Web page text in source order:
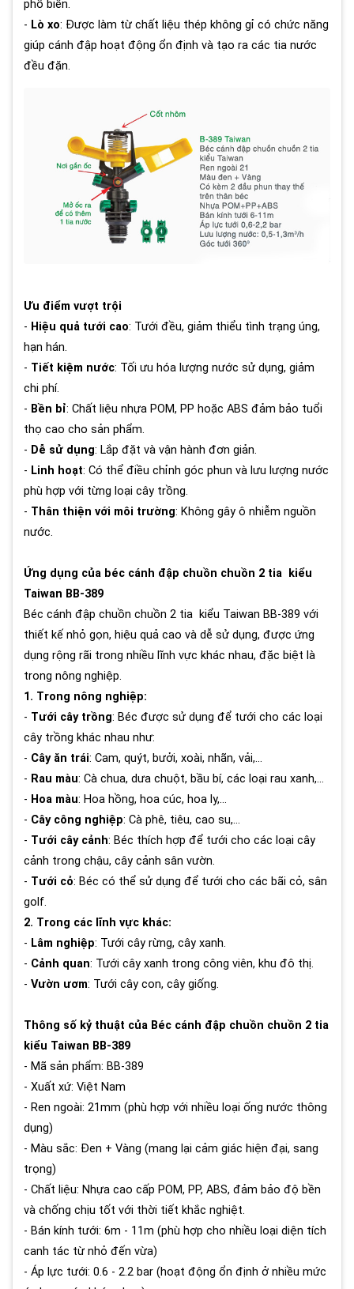
phổ biến.
- Lò xo: Được làm từ chất liệu thép không gỉ có chức năng
giúp cánh đập hoạt động ổn định và tạo ra các tia nước
đều đặn.
Ưu điểm vượt trội
- Hiệu quả tưới cao: Tưới đều, giảm thiểu tình trạng úng,
hạn hán.
- Tiết kiệm nước: Tối ưu hóa lượng nước sử dụng, giảm
chi phí.
- Bền bỉ: Chất liệu nhựa POM, PP hoặc ABS đảm bảo tuổi
thọ cao cho sản phẩm.
- Dễ sử dụng: Lắp đặt và vận hành đơn giản.
- Linh hoạt: Có thể điều chỉnh góc phun và lưu lượng nước
phù hợp với từng loại cây trồng.
- Thân thiện với môi trường: Không gây ô nhiễm nguồn
nước.
Ứng dụng của béc cánh đập chuồn chuồn 2 tia kiểu
Taiwan BB-389
Béc cánh đập chuồn chuồn 2 tia kiểu Taiwan BB-389 với
thiết kế nhỏ gọn, hiệu quả cao và dễ sử dụng, được ứng
dụng rộng rãi trong nhiều lĩnh vực khác nhau, đặc biệt là
trong nông nghiệp.
1. Trong nông nghiệp:
- Tưới cây trồng: Béc được sử dụng để tưới cho các loại
cây trồng khác nhau như:
- Cây ăn trái: Cam, quýt, bưởi, xoài, nhãn, vải,...
- Rau màu: Cà chua, dưa chuột, bầu bí, các loại rau xanh,...
- Hoa màu: Hoa hồng, hoa cúc, hoa ly,...
- Cây công nghiệp: Cà phê, tiêu, cao su,...
- Tưới cây cảnh: Béc thích hợp để tưới cho các loại cây
cảnh trong chậu, cây cảnh sân vườn.
- Tưới cỏ: Béc có thể sử dụng để tưới cho các bãi cỏ, sân
golf.
2. Trong các lĩnh vực khác:
- Lâm nghiệp: Tưới cây rừng, cây xanh.
- Cảnh quan: Tưới cây xanh trong công viên, khu đô thị.
- Vườn ươm: Tưới cây con, cây giống.
Thông số kỷ thuật của Béc cánh đập chuồn chuồn 2 tia
kiểu Taiwan BB-389
- Mã sản phẩm: BB-389
- Xuất xứ: Việt Nam
- Ren ngoài: 21mm (phù hợp với nhiều loại ống nước thông
dụng)
- Màu sắc: Đen + Vàng (mang lại cảm giác hiện đại, sang
trọng)
- Chất liệu: Nhựa cao cấp POM, PP, ABS, đảm bảo độ bền
và chống chịu tốt với thời tiết khắc nghiệt.
- Bán kính tưới: 6m - 11m (phù hợp cho nhiều loại diện tích
canh tác từ nhỏ đến vừa)
- Áp lực tưới: 0.6 - 2.2 bar (hoạt động ổn định ở nhiều mức